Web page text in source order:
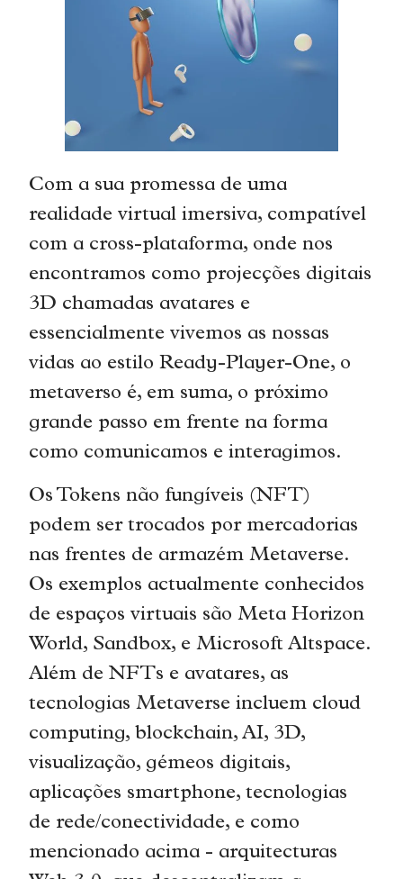
Com a sua promessa de uma
realidade virtual imersiva, compatível
com a cross-plataforma, onde nos
encontramos como projecções digitais
3D chamadas avatares e
essencialmente vivemos as nossas
vidas ao estilo Ready-Player-One, o
metaverso é, em suma, o próximo
grande passo em frente na forma
como comunicamos e interagimos.
Os Tokens não fungíveis (NFT)
podem ser trocados por mercadorias
nas frentes de armazém Metaverse.
Os exemplos actualmente conhecidos
de espaços virtuais são Meta Horizon
World, Sandbox, e Microsoft Altspace.
Além de NFTs e avatares, as
tecnologias Metaverse incluem cloud
computing, blockchain, AI, 3D,
visualização, gémeos digitais,
aplicações smartphone, tecnologias
de rede/conectividade, e como
mencionado acima - arquitecturas